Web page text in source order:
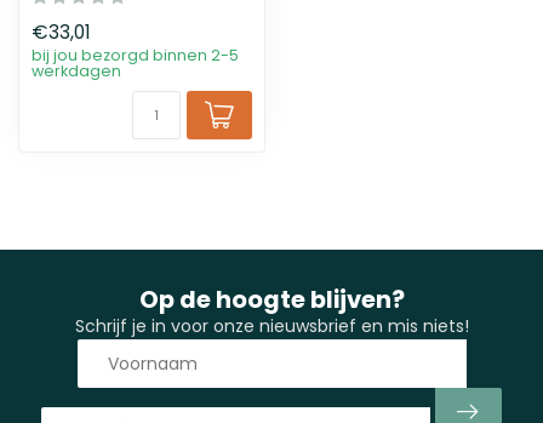
€33,01
bij jou bezorgd binnen 2-5
werkdagen
Op de hoogte blijven?
Schrijf je in voor onze nieuwsbrief en mis niets!